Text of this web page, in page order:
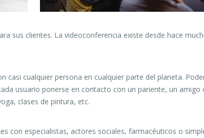
sus clientes. La videoconferencia existe desde hace
casi cualquier persona en cualquier parte del planeta.
usuario ponerse en contacto con un pariente, un
clases de pintura, etc.
con especialistas, actores sociales, farmacéuticos o